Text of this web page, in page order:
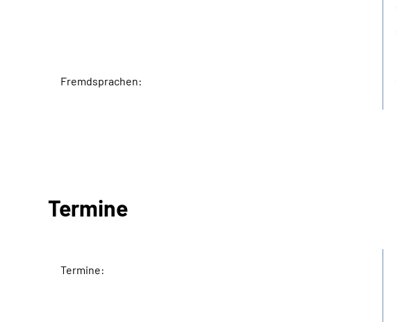
Fremdsprachen:
Termine
Termine: